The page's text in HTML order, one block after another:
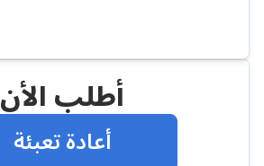
أطلب الأن
أعادة تعبئة